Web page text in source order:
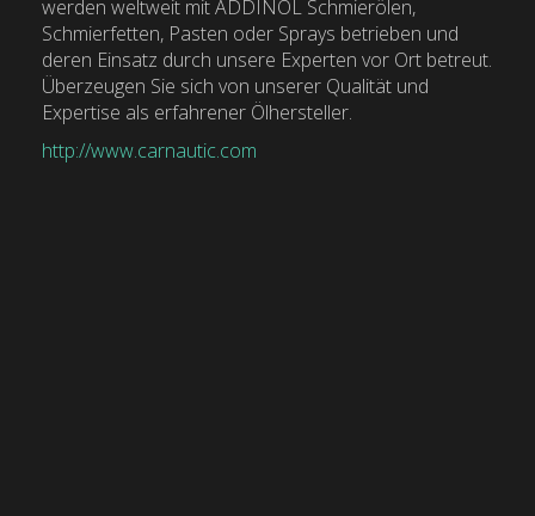
werden weltweit mit ADDINOL Schmierölen,
Schmierfetten, Pasten oder Sprays betrieben und
deren Einsatz durch unsere Experten vor Ort betreut.
Überzeugen Sie sich von unserer Qualität und
Expertise als erfahrener Ölhersteller.
http://www.carnautic.com